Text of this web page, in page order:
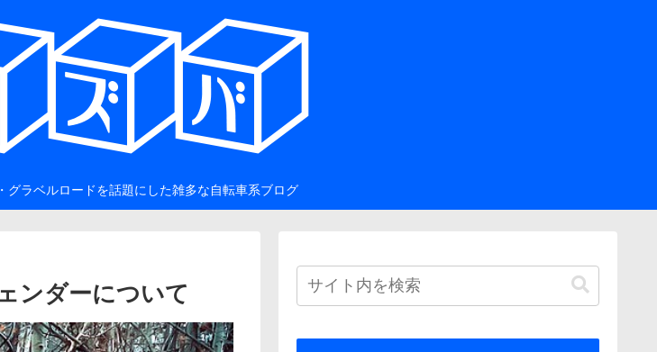
グラベルロードを話題にした雑多な自転車系ブログ
ンダーについて